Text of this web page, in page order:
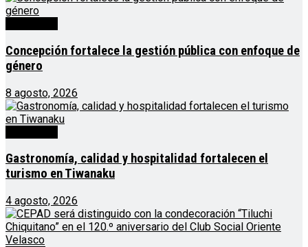
Concepción fortalece la gestión pública con enfoque de
género
8 agosto, 2026
Gastronomía, calidad y hospitalidad fortalecen el
turismo en Tiwanaku
4 agosto, 2026